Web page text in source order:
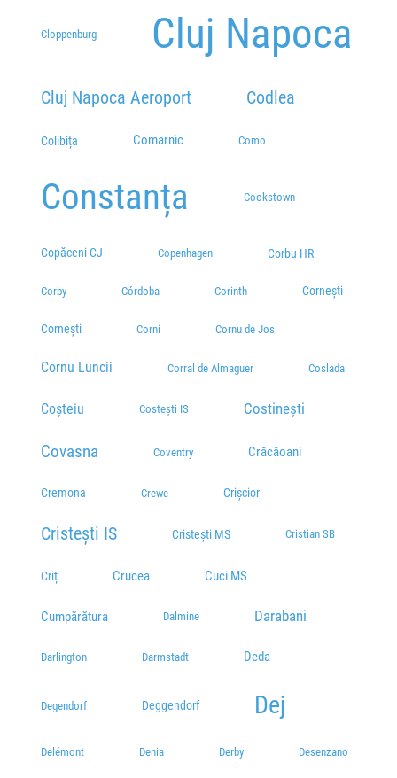
Cloppenburg Cluj Napoca
Cluj Napoca Aeroport Codlea
Colibița Comarnic Como
Constanța Cookstown
Copăceni CJ Copenhagen Corbu HR
Corby Córdoba Corinth Cornești
Cornești Corni Cornu de Jos
Cornu Luncii Corral de Almaguer Coslada
Coșteiu Costești IS Costinești
Covasna Coventry Crăcăoani
Cremona Crewe Crișcior
Cristești IS Cristești MS Cristian SB
Criț Crucea Cuci MS
Cumpărătura Dalmine Darabani
Darlington Darmstadt Deda
Degendorf Deggendorf Dej
Delémont Denia Derby Desenzano